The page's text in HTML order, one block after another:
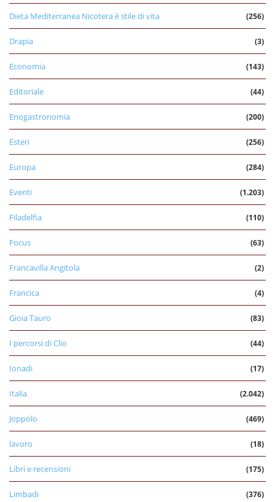
Dieta Mediterranea Nicotera è stile di vita (256)
Drapia (3)
Economia (143)
Editoriale (44)
Enogastronomia (200)
Esteri (256)
Europa (284)
Eventi (1.203)
Filadelfia (110)
Focus (63)
Francavilla Angitola (2)
Francica (4)
Gioia Tauro (83)
I percorsi di Clio (44)
Ionadi (17)
Italia (2.042)
Joppolo (469)
lavoro (18)
Libri e recensioni (175)
Limbadi (376)